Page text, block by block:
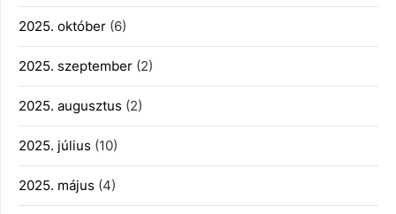
2025. október (6)
2025. szeptember (2)
2025. augusztus (2)
2025. július (10)
2025. május (4)